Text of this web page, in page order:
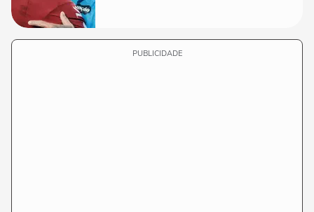
PUBLICIDADE